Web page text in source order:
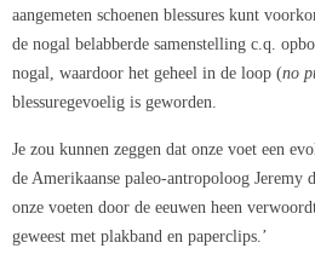
aangemeten schoenen blessures kunt
de nogal belabberde samenstelling c.q.
nogal, waardoor het geheel in de loop (no
blessuregevoelig is geworden.
Je zou kunnen zeggen dat onze voet een
de Amerikaanse paleo-antropoloog
onze voeten door de eeuwen heen
geweest met plakband en paperclips.’